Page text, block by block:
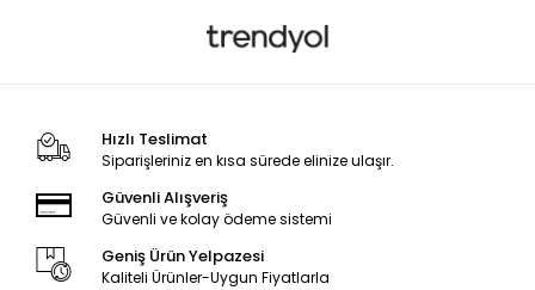
Hızlı Teslimat
Siparişleriniz en kısa sürede elinize ulaşır.
Güvenli Alışveriş
Güvenli ve kolay ödeme sistemi
Geniş Ürün Yelpazesi
Kaliteli Ürünler-Uygun Fiyatlarla